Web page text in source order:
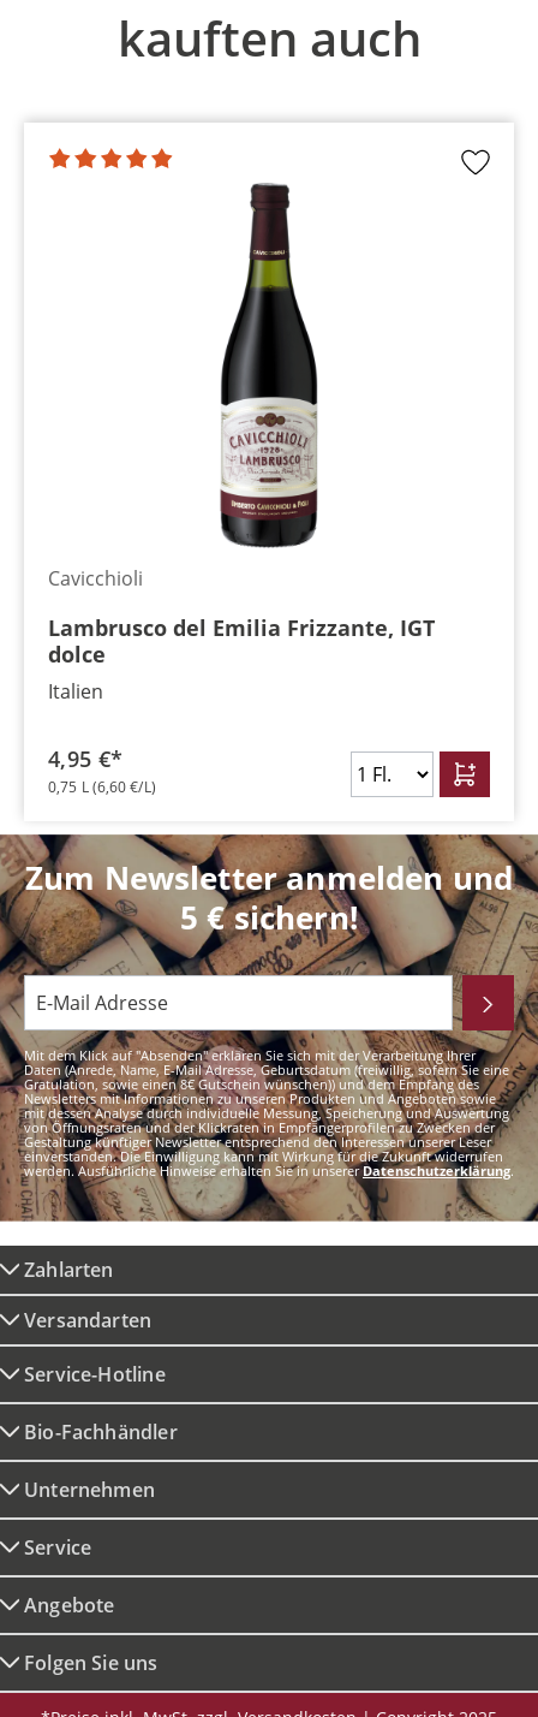
kauften auch
Cavicchioli
Lambrusco del Emilia Frizzante, IGT
dolce
Italien
4,95 €*
0,75 L(6,60 €/L)
Zum Newsletter anmelden und
5 € sichern!
Mit dem Klick auf "Absenden" erklären Sie sich mit der Verarbeitung Ihrer
Daten (Anrede, Name, E-Mail Adresse, Geburtsdatum (freiwillig, sofern Sie eine
Gratulation, sowie einen 8€ Gutschein wünschen)) und dem Empfang des
Newsletters mit Informationen zu unseren Produkten und Angeboten sowie
mit dessen Analyse durch individuelle Messung, Speicherung und Auswertung
von Öffnungsraten und der Klickraten in Empfängerprofilen zu Zwecken der
Gestaltung künftiger Newsletter entsprechend den Interessen unserer Leser
einverstanden. Die Einwilligung kann mit Wirkung für die Zukunft widerrufen
werden. Ausführliche Hinweise erhalten Sie in unsererDatenschutzerklärung.
Zahlarten
Versandarten
Service-Hotline
Bio-Fachhändler
Unternehmen
Service
Angebote
Folgen Sie uns